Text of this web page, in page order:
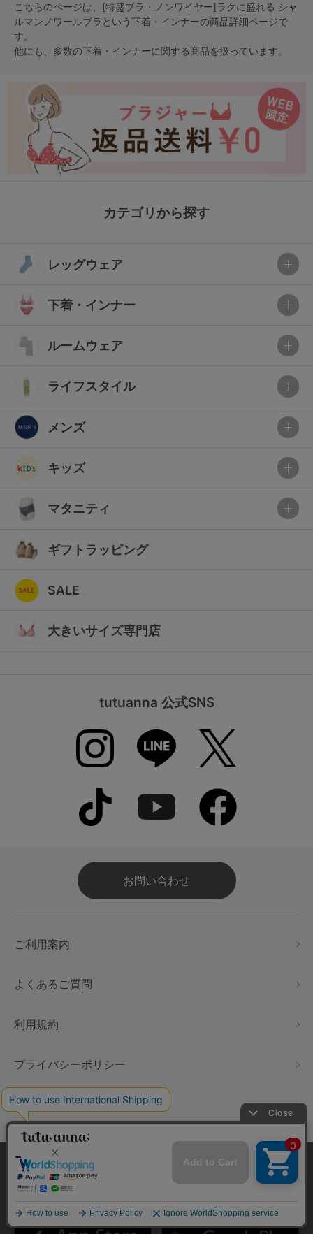
こちらのページは、[特盛ブラ・ノンワイヤー]ラクに盛れる シャ
ルマンノワールブラという下着・インナーの商品詳細ページで
す。
他にも、多数の下着・インナーに関する商品を扱っています。
カテゴリから探す
レッグウェア
下着・インナー
ルームウェア
ライフスタイル
メンズ
キッズ
マタニティ
ギフトラッピング
SALE
大きいサイズ専門店
tutuanna 公式SNS
お問い合わせ
ご利用案内
よくあるご質問
利用規約
プライバシーポリシー
特定商取引法に基づく表示
会社情報
本サイトでは、より快適にご利用いただけるようCookieを利用し
ています。詳細については
をご確認くださ
い。
承諾する